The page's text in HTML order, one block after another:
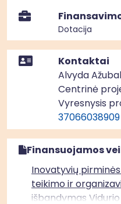
Dotacija
Kontaktai
Alvyda
Centrinė
Vyresnysis
37066038909
Finansuojamos
Inovatyvių
teikimo ir
išbandymas